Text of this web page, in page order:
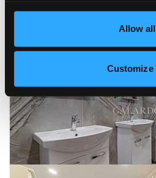
Allow all
Customize